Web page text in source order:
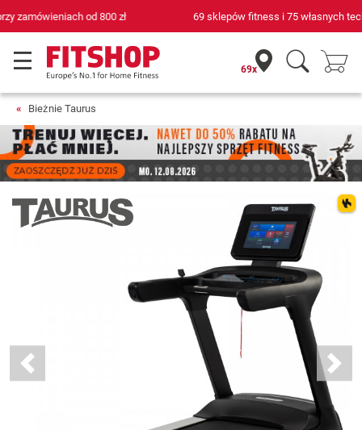
69 sklepów fitness i 75 własnych techników serwisowych
69x
Bieżnie Taurus
Previous Next